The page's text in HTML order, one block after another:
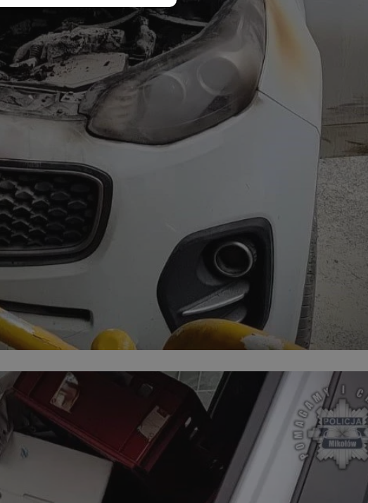
Niesklasyfikowane
jak logowanie użytkownika i
internetowej.
identyfikator sesji.
identyfikator sesji.
identyfikator sesji.
informacje o zgodzie
dotyczących
z witryny. Rejestruje
prywatności i ustawień
przestrzeganie w kolejnych
użytkownik nie musi ponownie
co zwiększa wygodę i
ochrony danych.
rozróżniania ludzi i botów. Jest
raportów na temat
internetowej.
przez usługę Cookie-
preferencji dotyczących
pliki cookie. Jest to konieczne,
Script.com działał poprawnie.
rozróżniania ludzi i botów. Jest
internetowej, ponieważ
raportów na temat
internetowej.